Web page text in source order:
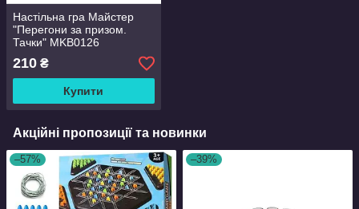
Настільна гра Майстер
"Перегони за призом.
Тачки" MKB0126
210 ₴
Купити
Акційні пропозиції та новинки
–57% –39%